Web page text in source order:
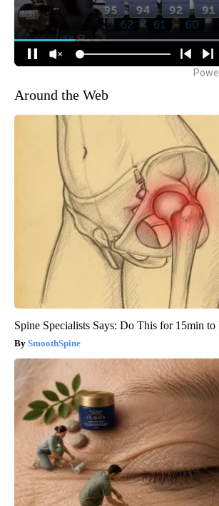
Around the Web
Spine Specialists Says: Do This for 15min to
SmoothSpine